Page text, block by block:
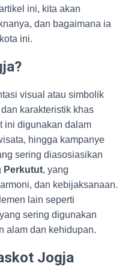
ini, kita akan
dan bagaimana ia
ini.
visual atau simbolik
karakteristik khas
ini digunakan dalam
hingga kampanye
sering diasosiasikan
Perkutut, yang
dan kebijaksanaan.
lain seperti
sering digunakan
alam dan kehidupan.
Jogja